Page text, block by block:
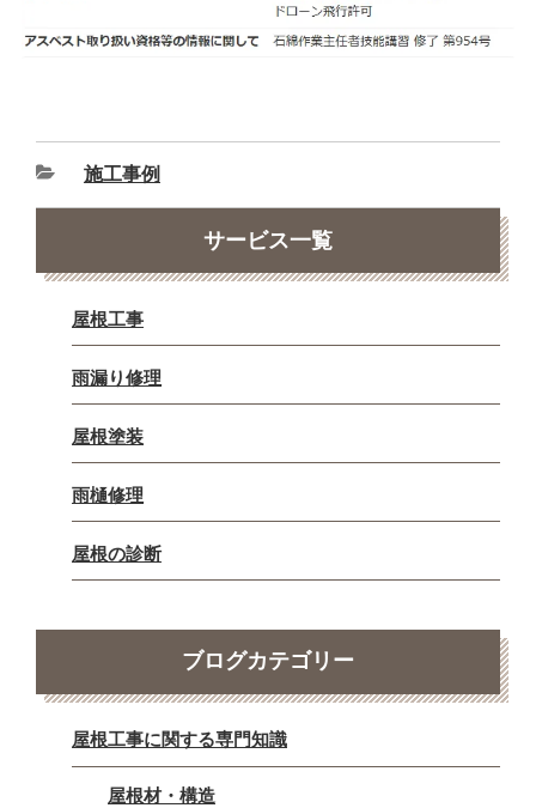
施工事例
サービス一覧
屋根工事
雨漏り修理
屋根塗装
雨樋修理
屋根の診断
ブログカテゴリー
屋根工事に関する専門知識
屋根材・構造